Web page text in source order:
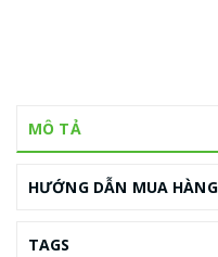
MÔ TẢ
HƯỚNG DẪN MUA
TAGS